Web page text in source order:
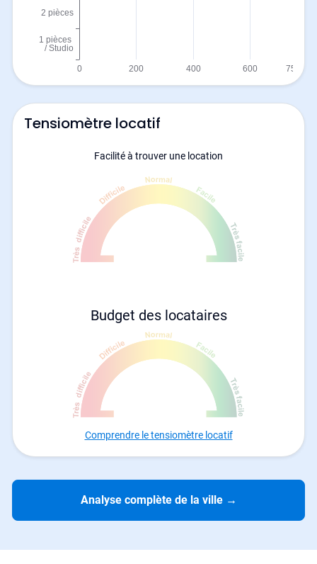
Tensiomètre locatif
Facilité à trouver une location
Budget des locataires
Comprendre le tensiomètre locatif
Analyse complète de la ville →